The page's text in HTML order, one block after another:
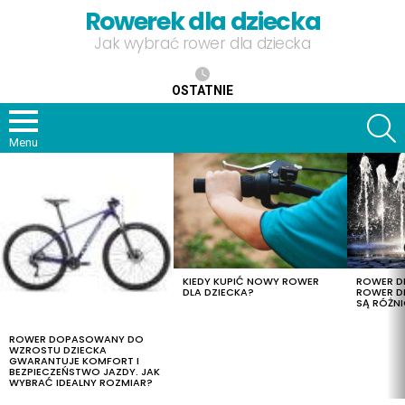
Rowerek dla dziecka
Jak wybrać rower dla dziecka
OSTATNIE
Menu
ROWER DOPASOWANY DO
WZROSTU DZIECKA
GWARANTUJE KOMFORT I
BEZPIECZEŃSTWO JAZDY. JAK
WYBRAĆ IDEALNY ROZMIAR?
KIEDY KUPIĆ NOWY ROWER
DLA DZIECKA?
ROWER
ROWER
SĄ